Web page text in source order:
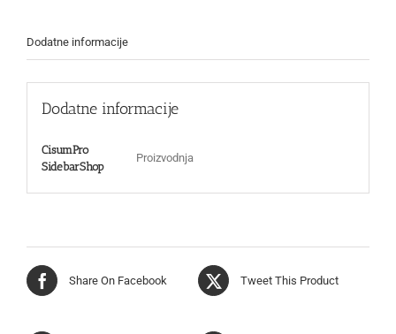
Dodatne informacije
Dodatne informacije
CisumPro
SidebarShop
Proizvodnja
Share On Facebook Tweet This Product